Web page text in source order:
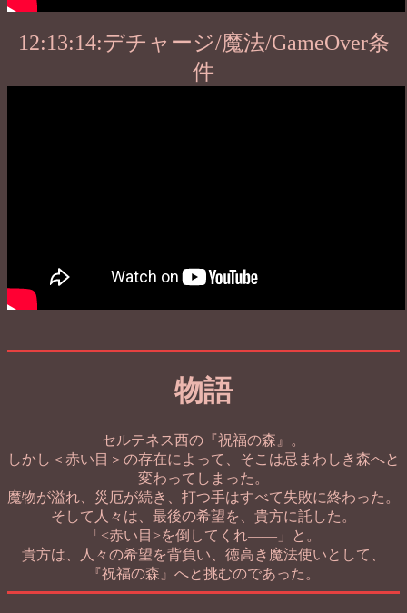
12:13:14:デチャージ/魔法/GameOver条
件
物語
セルテネス西の『祝福の森』。
しかし＜赤い目＞の存在によって、そこは忌まわしき森へと
変わってしまった。
魔物が溢れ、災厄が続き、打つ手はすべて失敗に終わった。
そして人々は、最後の希望を、貴方に託した。
「<赤い目>を倒してくれ――」と。
貴方は、人々の希望を背負い、徳高き魔法使いとして、
『祝福の森』へと挑むのであった。